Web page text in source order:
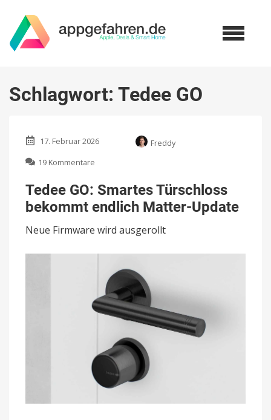
Schlagwort: Tedee GO
17. Februar 2026
Freddy
19 Kommentare
GO:
Smartes
Türschloss
endlich
Update
Tedee GO: Smartes Türschloss
bekommt endlich Matter-Update
Neue Firmware wird ausgerollt